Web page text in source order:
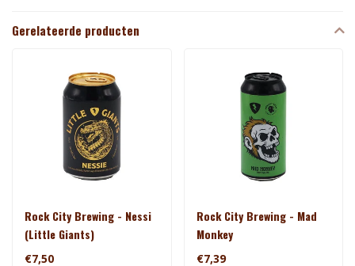
Gerelateerde producten
Rock City Brewing - Nessi
(Little Giants)
€7,50
Rock City Brewing - Mad
Monkey
€7,39